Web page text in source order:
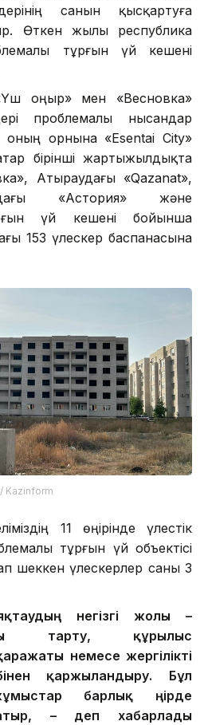
санын қысқартуға
Өткен жылы республика
тұрғын үй кешені
Қоңыр» мен «Весновка»
проблемалы нысандар
оның орнына «Esentai City»
бірінші жартыжылдықта
Атыраудағы «Qazanat»,
«Астория» және
үй кешені бойынша
153 үлескер баспанасына
Kazinform
11 өңірінде үлестік
тұрғын үй объектісі
шеккен үлескерлер саны 3
негізгі жолы –
тарту, құрылыс
немесе жергілікті
қаржыландыру. Бұл
барлық өңірде
– деп хабарлады